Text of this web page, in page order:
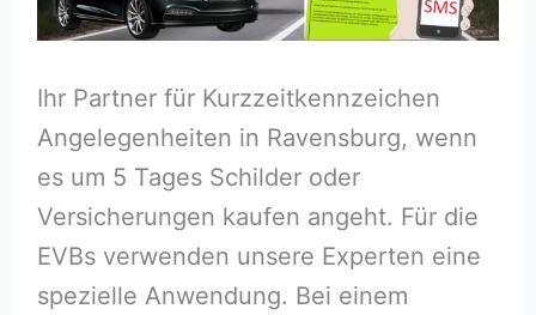
Ihr Partner für Kurzzeitkennzeichen
Angelegenheiten in Ravensburg, wenn
es um 5 Tages Schilder oder
Versicherungen kaufen angeht. Für die
EVBs verwenden unsere Experten eine
spezielle Anwendung. Bei einem